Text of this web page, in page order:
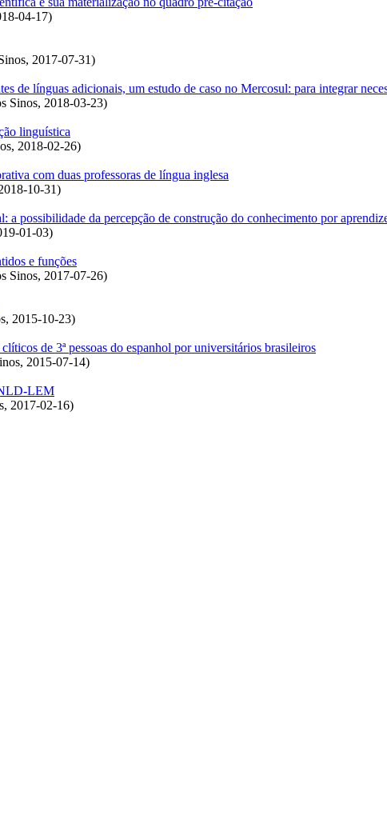
04-17)
, 2017-07-31)
de línguas adicionais, um estudo de caso no Mercosul: para integrar
Sinos, 2018-03-23)
linguística
, 2018-02-26)
com duas professoras de língua inglesa
10-31)
possibilidade da percepção de construção do conhecimento por
01-03)
e funções
Sinos, 2017-07-26)
, 2015-10-23)
de 3ª pessoas do espanhol por universitários brasileiros
, 2015-07-14)
LEM
, 2017-02-16)